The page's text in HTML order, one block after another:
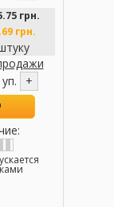
грн.
грн.
уп. +